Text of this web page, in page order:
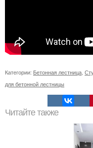
Категории: Бетонная лестница
для бетонной лестницы
Читайте также